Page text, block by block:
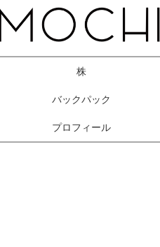
株
バックパック
プロフィール